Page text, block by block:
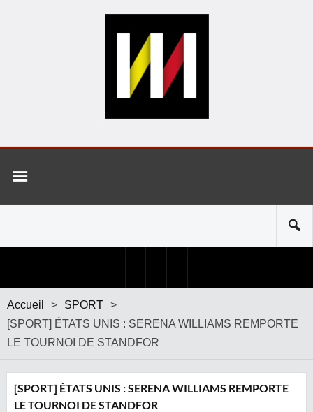
Accueil > SPORT >
[SPORT] ÉTATS UNIS : SERENA WILLIAMS REMPORTE
LE TOURNOI DE STANDFOR
[SPORT] ÉTATS UNIS : SERENA WILLIAMS REMPORTE
LE TOURNOI DE STANDFOR